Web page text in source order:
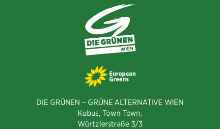
DIE GRÜNEN – GRÜNE ALTERNATIVE WIEN
Kubus, Town Town,
Würtzlerstraße 3/3​